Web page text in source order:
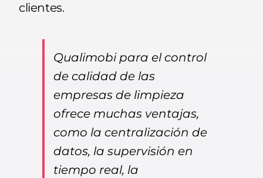
clientes.
Qualimobi para el control
de calidad de las
empresas de limpieza
ofrece muchas ventajas,
como la centralización de
datos, la supervisión en
tiempo real, la